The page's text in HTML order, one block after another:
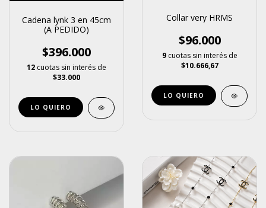
Cadena lynk 3 en 45cm
(A PEDIDO)
$396.000
12 cuotas sin interés de
$33.000
LO QUIERO
Collar very HRMS
$96.000
9 cuotas sin interés de
$10.666,67
LO QUIERO